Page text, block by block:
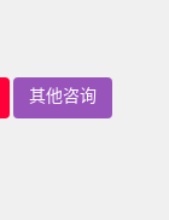
其他咨询